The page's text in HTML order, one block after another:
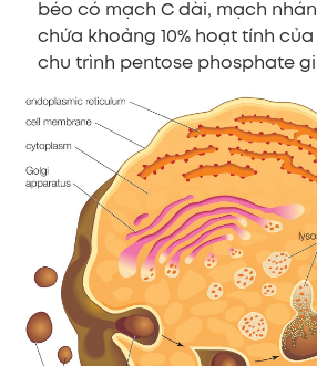
béo có mạch C dài, mạch
chứa khoảng 10% hoạt tính
chu trình pentose phosphate